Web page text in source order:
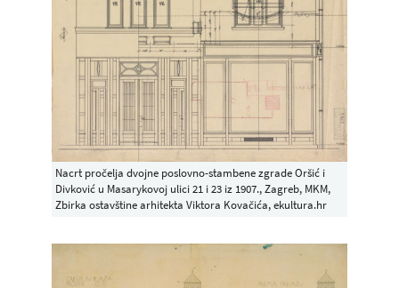
Nacrt pročelja dvojne poslovno-stambene zgrade Oršić i
Divković u Masarykovoj ulici 21 i 23 iz 1907., Zagreb, MKM,
Zbirka ostavštine arhitekta Viktora Kovačića, ekultura.hr